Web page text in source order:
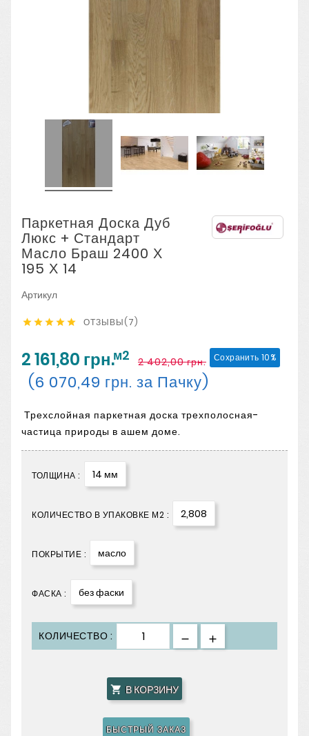
Паркетная Доска Дуб
Люкс + Стандарт
Масло Браш 2400 Х
195 Х 14
Артикул
     ОТЗЫВЫ(7)
2 161,80 грн.м2 2 402,00 грн. Сохранить 10%
(6 070,49 грн. за Пачку)
Трехслойная паркетная доска трехполосная-
частица природы в ашем доме.
ТОЛЩИНА : 14 мм
КОЛИЧЕСТВО В УПАКОВКЕ М2 : 2,808
ПОКРЫТИЕ : масло
ФАСКА : без фаски
КОЛИЧЕСТВО :
 В КОРЗИНУ
БЫСТРЫЙ ЗАКАЗ